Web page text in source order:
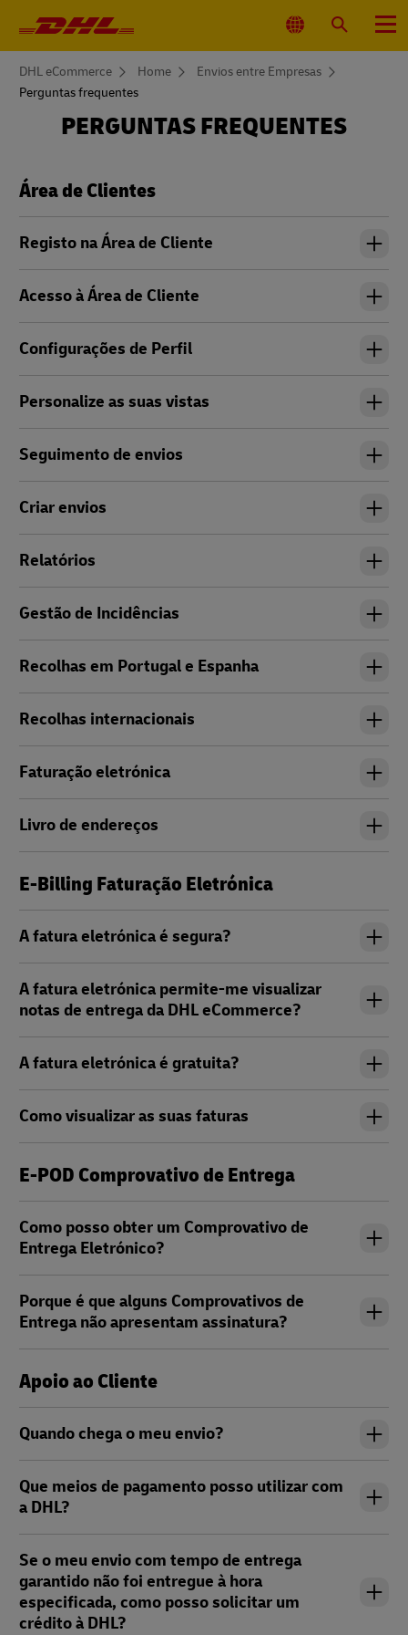
primária
Selecionar
Pesquisar
Menu
You
here
DHL eCommerce Home
Envios entre Empresas
Perguntas frequentes
PERGUNTAS FREQUENTES
Área de Clientes
Registo na Área de Cliente
Acesso à Área de Cliente
Configurações de Perfil
Personalize as suas vistas
Seguimento de envios
Criar envios
Relatórios
Gestão de Incidências
Recolhas em Portugal e Espanha
Recolhas internacionais
Faturação eletrónica
Livro de endereços
E-Billing Faturação Eletrónica
A fatura eletrónica é segura?
A fatura eletrónica permite-me visualizar
notas de entrega da DHL eCommerce?
A fatura eletrónica é gratuita?
Como visualizar as suas faturas
E-POD Comprovativo de Entrega
Como posso obter um Comprovativo de
Entrega Eletrónico?
Porque é que alguns Comprovativos de
Entrega não apresentam assinatura?
Apoio ao Cliente
Quando chega o meu envio?
Que meios de pagamento posso utilizar com
a DHL?
Se o meu envio com tempo de entrega
garantido não foi entregue à hora
especificada, como posso solicitar um
crédito à DHL?